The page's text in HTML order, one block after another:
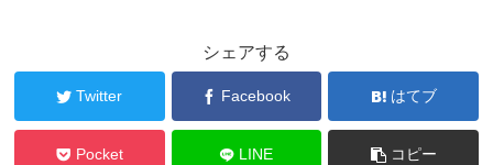
シェアする
Twitter Facebook はてブ
Pocket LINE コピー